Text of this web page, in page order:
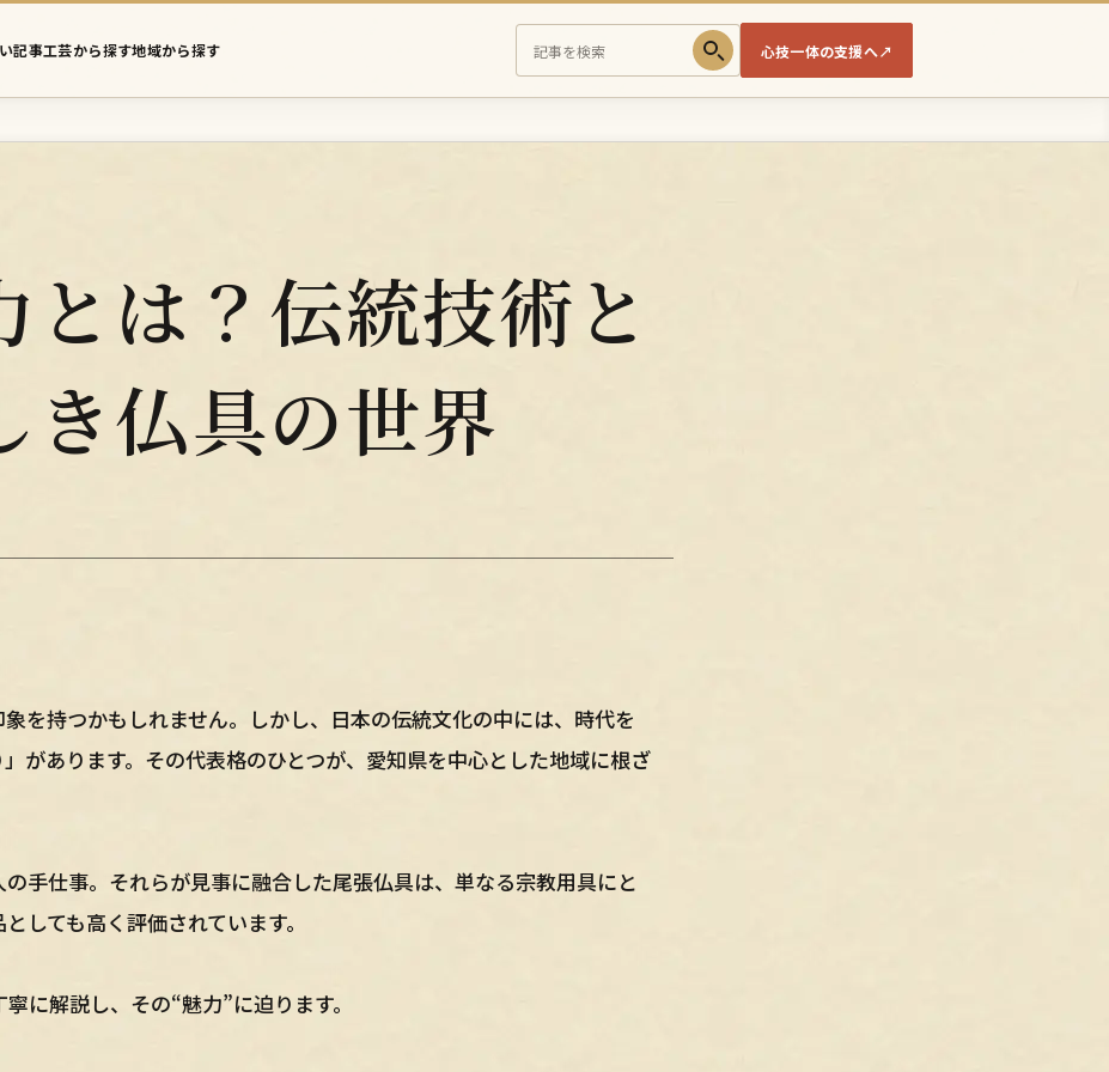
記事工芸から探す地域から探す
え
さ
む
検
索
心技一体の支援へ↗
は？伝統技術と
き仏具の世界
を持つかもしれません。しかし、日本の伝統文化の中には、時代を
があります。その代表格のひとつが、愛知県を中心とした地域に根ざ
手仕事。それらが見事に融合した尾張仏具は、単なる宗教用具にと
しても高く評価されています。
に解説し、その“魅力”に迫ります。